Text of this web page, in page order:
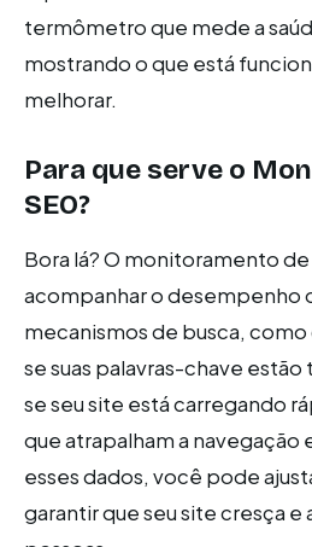
termômetro que mede a
mostrando o que está
melhorar.
Para que serve o
SEO?
Bora lá? O monitoramento de
acompanhar o desempenho
mecanismos de busca,
se suas palavras-chave
se seu site está carregando
que atrapalham a navegação
esses dados, você pode
garantir que seu site cresça e